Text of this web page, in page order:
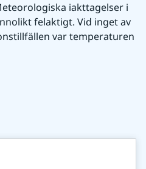
iakttagelser i
felaktigt. Vid inget av
var temperaturen